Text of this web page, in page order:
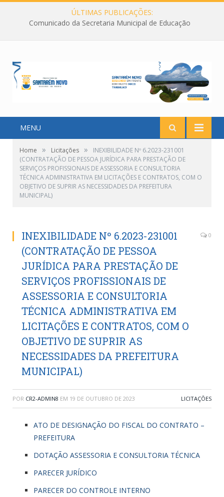
ÚLTIMAS PUBLICAÇÕES:
Comunicado da Secretaria Municipal de Educação
MENU
Home » Licitações »
INEXIBILIDADE Nº 6.2023-231001
(CONTRATAÇÃO DE PESSOA JURÍDICA PARA PRESTAÇÃO DE
SERVIÇOS PROFISSIONAIS DE ASSESSORIA E CONSULTORIA
TÉCNICA ADMINISTRATIVA EM LICITAÇÕES E CONTRATOS, COM O
OBJETIVO DE SUPRIR AS NECESSIDADES DA PREFEITURA
MUNICIPAL)
INEXIBILIDADE Nº 6.2023-231001
(CONTRATAÇÃO DE PESSOA
JURÍDICA PARA PRESTAÇÃO DE
SERVIÇOS PROFISSIONAIS DE
ASSESSORIA E CONSULTORIA
TÉCNICA ADMINISTRATIVA EM
LICITAÇÕES E CONTRATOS, COM O
OBJETIVO DE SUPRIR AS
NECESSIDADES DA PREFEITURA
MUNICIPAL)
0
POR CR2-ADMIN8 EM 19 DE OUTUBRO DE 2023 LICITAÇÕES
ATO DE DESIGNAÇÃO DO FISCAL DO CONTRATO –
PREFEITURA
DOTAÇÃO ASSESSORIA E CONSULTORIA TÉCNICA
PARECER JURÍDICO
PARECER DO CONTROLE INTERNO